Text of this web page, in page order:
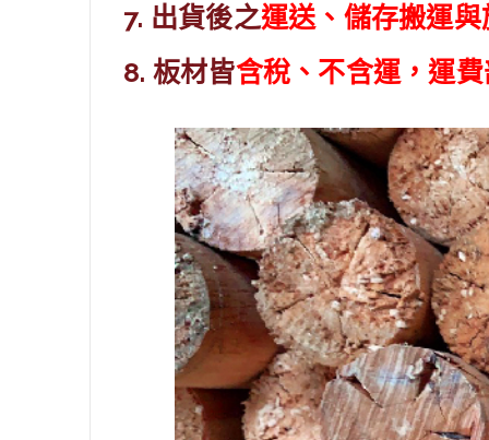
7. 出貨後之運送、儲存搬運與
8. 板材皆含稅、不含運，運